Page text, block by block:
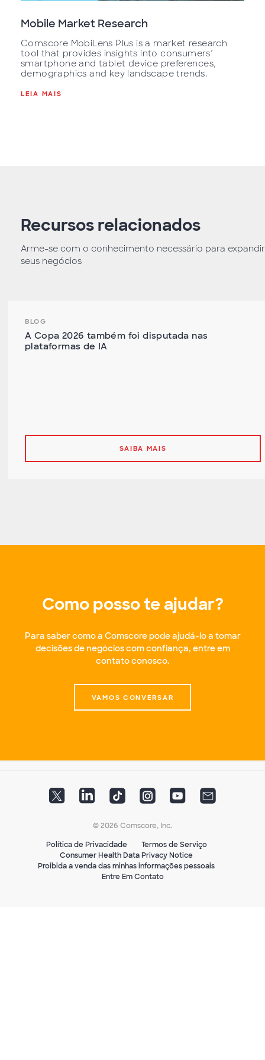
Mobile Market Research
Comscore MobiLens Plus is a market research
tool that provides insights into consumers’
smartphone and tablet device preferences,
demographics and key landscape trends.
LEIA MAIS
Recursos relacionados
Arme-se com o conhecimento necessário para expandir
seus negócios
BLOG
A Copa 2026 também foi disputada nas
plataformas de IA
SAIBA MAIS
Como posso te ajudar?
Para saber como a Comscore pode ajudá-lo a tomar
decisões de negócios com confiança, entre em
contato conosco.
VAMOS CONVERSAR
© 2026 Comscore, Inc.
Política de Privacidade
Termos de Serviço
Consumer Health Data Privacy Notice
Proibida a venda das minhas informações pessoais
Entre Em Contato